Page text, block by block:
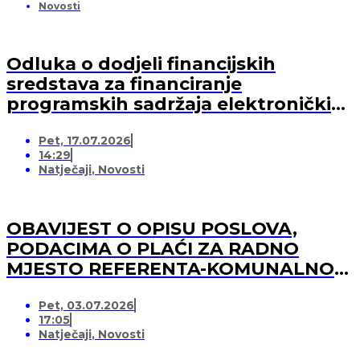
Novosti
Odluka o dodjeli financijskih
sredstava za financiranje
programskih sadržaja elektroničkih
medijskih usluga)
Pet, 17.07.2026
14:29
Natječaji, Novosti
OBAVIJEST O OPISU POSLOVA,
PODACIMA O PLAĆI ZA RADNO
MJESTO REFERENTA-KOMUNALNOG
Pet, 03.07.2026
17:05
Natječaji, Novosti